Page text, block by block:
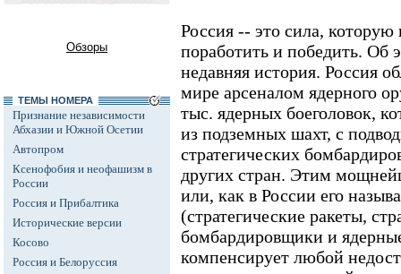
Обзоры
ТЕМЫ НОМЕРА
Признание независимости
Абхазии и Южной Осетии
Автопром
Ксенофобия и неофашизм в
России
Россия и Прибалтика
Исторические версии
Косово
Россия и Белоруссия
Россия -- это сила, которую
поработить и победить. Об
недавняя история. Россия
мире арсеналом ядерного
тыс. ядерных боеголовок,
из подземных шахт, с
стратегических
других стран. Этим
или, как в России его
(стратегические ракеты,
бомбардировщики и
компенсирует любой